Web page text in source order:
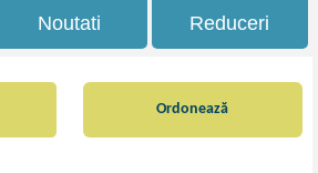
Noutati Reduceri
Ordonează